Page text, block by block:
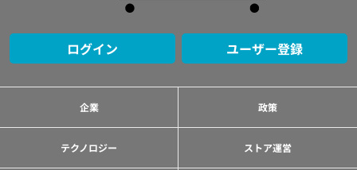
ログイン ユーザー登録
企業 政策
テクノロジー ストア運営